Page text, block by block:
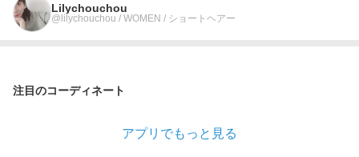
Lilychouchou
@lilychouchou / WOMEN / ショートヘアー
注目のコーディネート
アプリでもっと見る